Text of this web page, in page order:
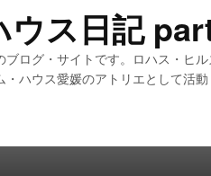
ウス日記
ブログ・サイトです。ロハス・ヒ
ハウス愛媛のアトリエとして活動